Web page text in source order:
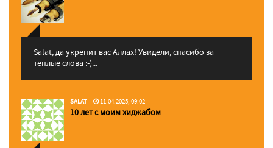
Salat, да укрепит вас Аллаx! Увидели, спасибо за
теплые слова :-)...
SALAT 11.04.2025, 09:02
10 лет с моим хиджабом